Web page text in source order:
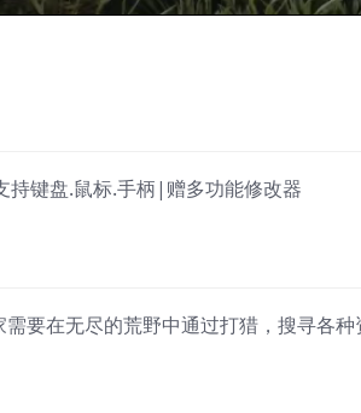
键盘.鼠标.手柄|赠多功能修改器
需要在无尽的荒野中通过打猎，搜寻各